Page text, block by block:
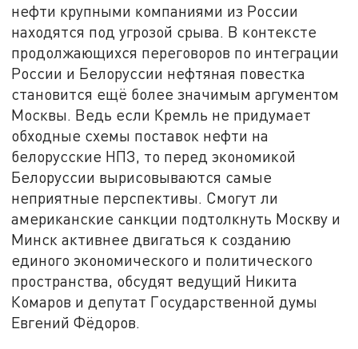
нефти крупными компаниями из России
находятся под угрозой срыва. В контексте
продолжающихся переговоров по интеграции
России и Белоруссии нефтяная повестка
становится ещё более значимым аргументом
Москвы. Ведь если Кремль не придумает
обходные схемы поставок нефти на
белорусские НПЗ, то перед экономикой
Белоруссии вырисовываются самые
неприятные перспективы. Смогут ли
американские санкции подтолкнуть Москву и
Минск активнее двигаться к созданию
единого экономического и политического
пространства, обсудят ведущий Никита
Комаров и депутат Государственной думы
Евгений Фёдоров.